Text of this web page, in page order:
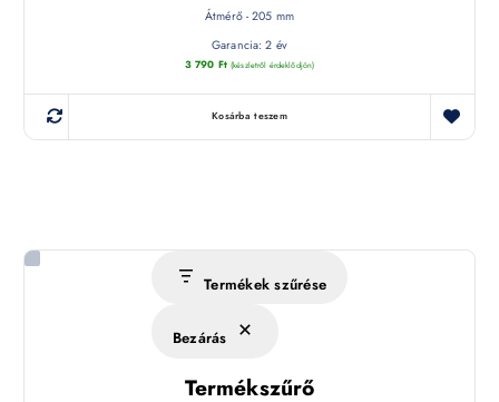
Átmérő - 205 mm
Garancia: 2 év
3 790 Ft (készletről érdeklődjön)
Kosárba teszem
Termékek szűrése
Bezárás
Termékszűrő